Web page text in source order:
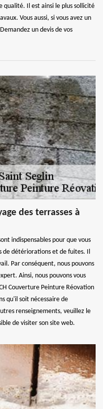
qualité. Il est ainsi le plus sollicité
Vous aussi, si vous avez un
un devis de vos
des terrasses à
indispensables pour que vous
de détériorations et de fuites. Il
Par conséquent, nous pouvons
Ainsi, nous pouvons vous
Couverture Peinture Réovation
qu'il soit nécessaire de
renseignements, veuillez le
de visiter son site web.